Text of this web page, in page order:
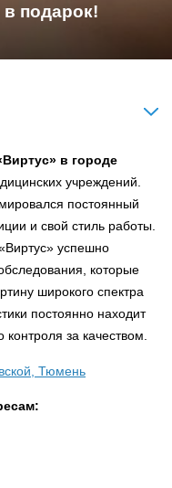
подарок!
в городе
учреждений.
постоянный
и свой стиль работы.
успешно
которые
широкого спектра
постоянно находит
за качеством.